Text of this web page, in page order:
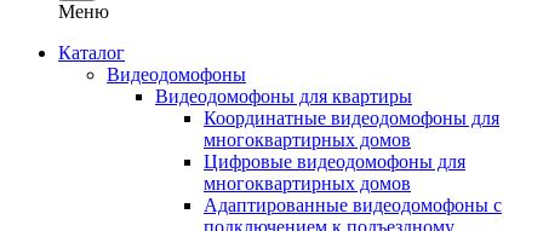
Меню
Каталог
Видеодомофоны
Видеодомофоны для квартиры
Координатные видеодомофоны для
многоквартирных домов
Цифровые видеодомофоны для
многоквартирных домов
Адаптированные видеодомофоны с
подключением к подъездному